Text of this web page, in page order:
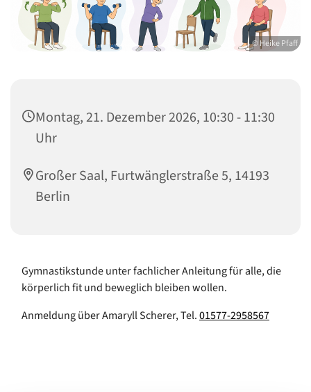
© Heike Pfaff
Montag, 21. Dezember 2026, 10:30 - 11:30
Uhr
Großer Saal, Furtwänglerstraße 5, 14193
Berlin
Gymnastikstunde unter fachlicher Anleitung für alle, die
körperlich fit und beweglich bleiben wollen.
Anmeldung über Amaryll Scherer, Tel.01577-2958567